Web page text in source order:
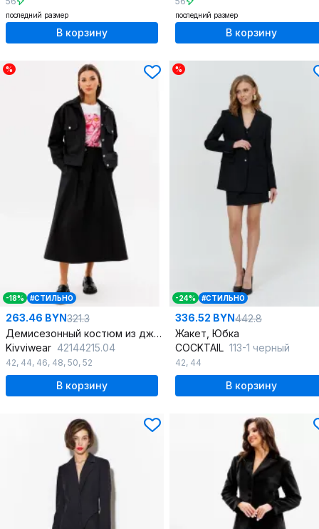
последний размер
В корзину
последний размер
В корзину
%
-18% #СТИЛЬНО
263.46 BYN321.3
Демисезонный костюм из джинса с жакетом и трапециевидной юбкой
Kivviwear 42144215.04
42, 44, 46, 48, 50, 52
В корзину
%
-24% #СТИЛЬНО
336.52 BYN442.8
Жакет, Юбка
COCKTAIL 113-1 черный
42, 44
В корзину